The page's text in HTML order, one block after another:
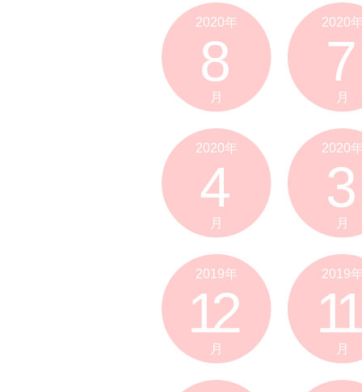
2020年
8
月
2020
7
月
2020年
4
月
2020
3
月
2019年
12
月
2019
11
月